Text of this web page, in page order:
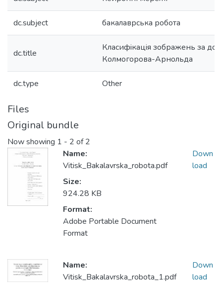
dc.subject бакалаврська робота
dc.title
Класифiкацiя зображень за
Колмогорова-Арнольда
dc.type Other
Files
Original bundle
Now showing 1 - 2 of 2
Name:
Vitisk_Bakalavrska_robota.pdf
Size:
924.28 KB
Format:
Adobe Portable Document
Format
Down
load
Name:
Vitisk_Bakalavrska_robota_1.pdf
Down
load